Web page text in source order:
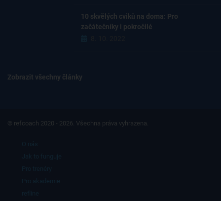
10 skvělých cviků na doma: Pro
začátečníky i pokročilé
Zobrazit všechny články
© refcoach 2020 - 2026. Všechna práva vyhrazena.